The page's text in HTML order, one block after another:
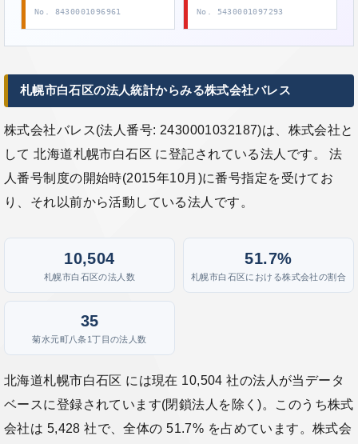
No. 8430001096961 No. 5430001097293
札幌市白石区の法人統計からみる株式会社バレス
株式会社バレス(法人番号: 2430001032187)は、株式会社と
して 北海道札幌市白石区 に登記されている法人です。 法
人番号制度の開始時(2015年10月)に番号指定を受けてお
り、それ以前から活動している法人です。
10,504
札幌市白石区の法人数
51.7%
札幌市白石区における株式会社の割合
35
菊水元町八条1丁目の法人数
北海道札幌市白石区 には現在 10,504 社の法人が当データ
ベースに登録されています(閉鎖法人を除く)。このうち株式
会社は 5,428 社で、全体の 51.7% を占めています。株式会